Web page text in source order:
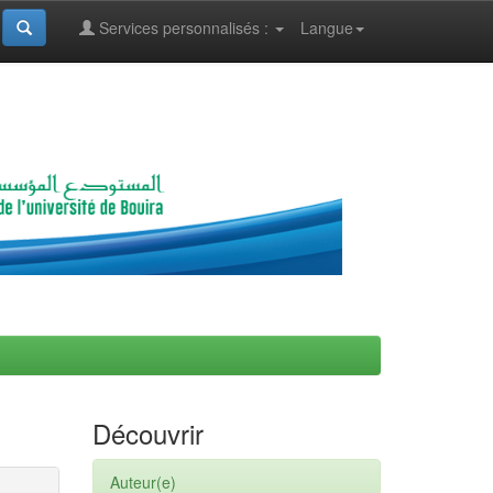
Langue
Services personnalisés :
Découvrir
Auteur(e)